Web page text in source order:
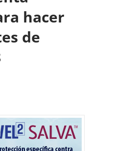
hacer
de